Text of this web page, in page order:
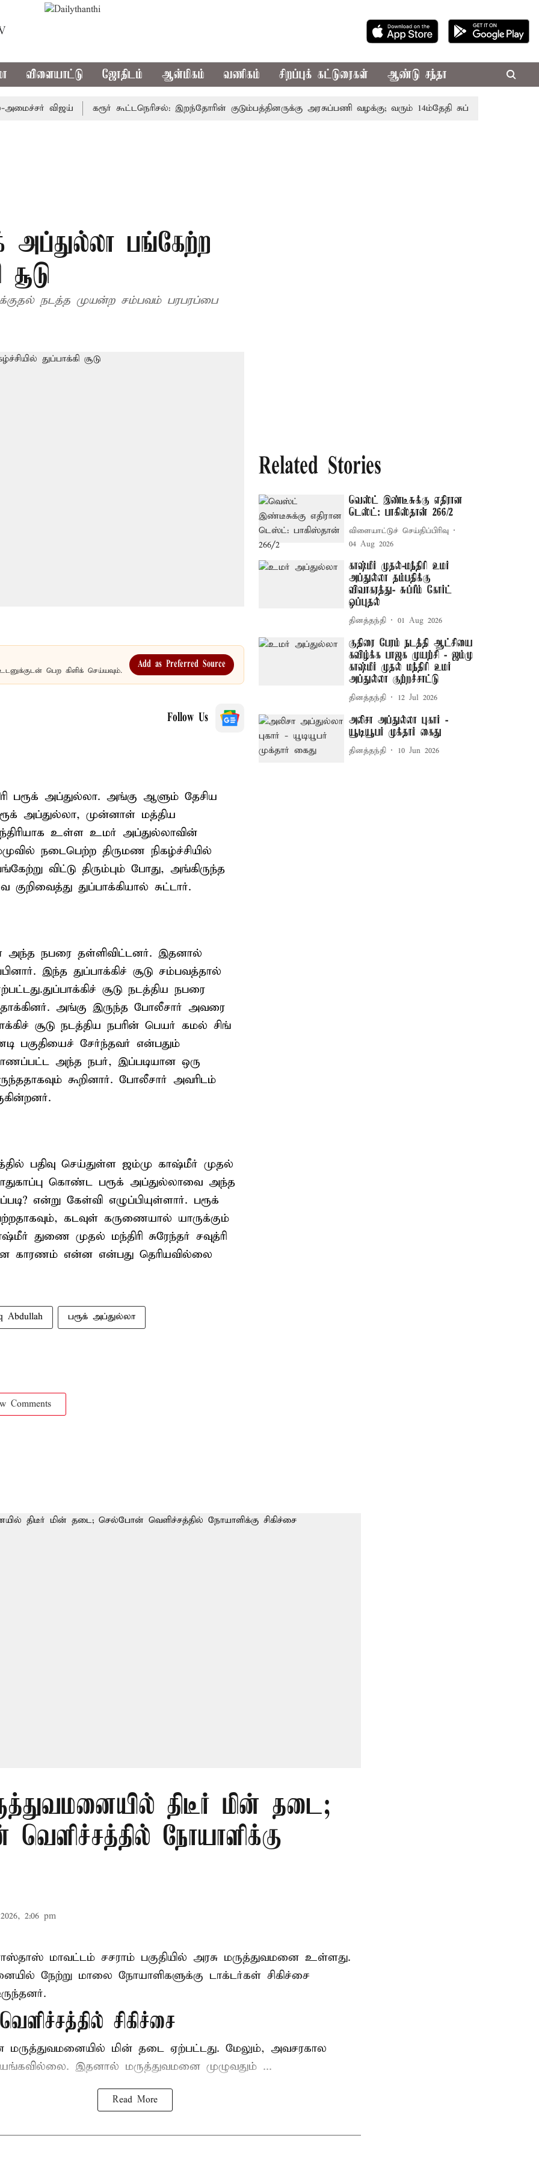
விளையாட்டு ஜோதிடம் ஆன்மிகம் வணிகம் சிறப்புக் கட்டுரைகள் ஆண்டு சந்தா
விஜய் கரூர் கூட்டநெரிசல்: இறந்தோரின் குடும்பத்தினருக்கு அரசுப்பணி வழக்கு; வரும் 14ம்தேதி சுப்ரீம்கோர்ட்டில்
அப்துல்லா பங்கேற்ற
நடத்த முயன்ற சம்பவம் பரபரப்பை
பெற கிளிக் செய்யவும்.
Add as Preferred Source
Follow Us
பரூக் அப்துல்லா. அங்கு ஆளும் தேசிய
அப்துல்லா, முன்னாள் மத்திய
உள்ள உமர் அப்துல்லாவின்
நடைபெற்ற திருமண நிகழ்ச்சியில்
விட்டு திரும்பும் போது, அங்கிருந்த
துப்பாக்கியால் சுட்டார்.
அந்த நபரை தள்ளிவிட்டனர். இதனால்
இந்த துப்பாக்கிச் சூடு சம்பவத்தால்
சூடு நடத்திய நபரை
தாக்கினர். அங்கு இருந்த போலீசார் அவரை
சூடு நடத்திய நபரின் பெயர் கமல் சிங்
பகுதியைச் சேர்ந்தவர் என்பதும்
அந்த நபர், இப்படியான ஒரு
கூறினார். போலீசார் அவரிடம்
பதிவு செய்துள்ள ஜம்மு காஷ்மீர் முதல்
கொண்ட பரூக் அப்துல்லாவை அந்த
என்று கேள்வி எழுப்பியுள்ளார். பரூக்
கடவுள் கருணையால் யாருக்கும்
துணை முதல் மந்திரி சுரேந்தர் சவுத்ரி
காரணம் என்ன என்பது தெரியவில்லை
Abdullah பரூக் அப்துல்லா
Comments
Related Stories
வெஸ்ட் இண்டீசுக்கு எதிரான
டெஸ்ட்: பாகிஸ்தான் 266/2
விளையாட்டுச் செய்திப்பிரிவு
04 Aug 2026
காஷ்மீர் முதல்-மந்திரி உமர்
அப்துல்லா தம்பதிக்கு
விவாகரத்து- சுப்ரீம் கோர்ட்
ஒப்புதல்
தினத்தந்தி 01 Aug 2026
குதிரை பேரம் நடத்தி ஆட்சியை
கவிழ்க்க பாஜக முயற்சி - ஜம்மு
காஷ்மீர் முதல் மந்திரி உமர்
அப்துல்லா குற்றச்சாட்டு
தினத்தந்தி 12 Jul 2026
அலிசா அப்துல்லா புகார் -
யூடியூபர் முக்தார் கைது
தினத்தந்தி 10 Jun 2026
திடீர் மின் தடை;
நோயாளிக்கு
2:06 pm
மாவட்டம் சசராம் பகுதியில் அரசு மருத்துவமனை உள்ளது.
நேற்று மாலை நோயாளிகளுக்கு டாக்டர்கள் சிகிச்சை
சிகிச்சை
மருத்துவமனையில் மின் தடை ஏற்பட்டது. மேலும், அவசரகால
இதனால் மருத்துவமனை முழுவதும் ...
Read More